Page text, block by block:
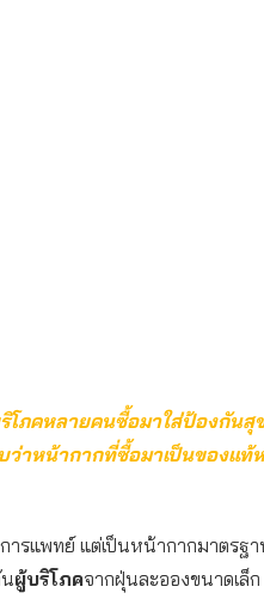
โภคหลายคนซื้อมาใส่ป้องกัน
าหน้ากากที่ซื้อมาเป็นของแท้
ารแพทย์ แต่เป็นหน้ากากมาตรฐา
ผู้บริโภคจากฝุ่นละอองขนาดเล็